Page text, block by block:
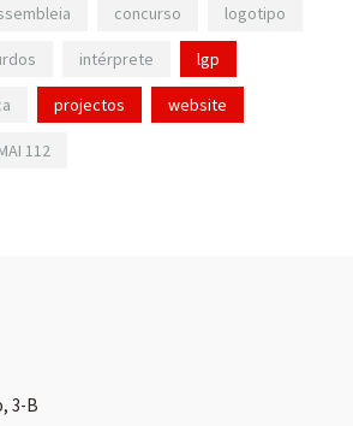
concurso logotipo
intérprete lgp
projectos website
112
3-B